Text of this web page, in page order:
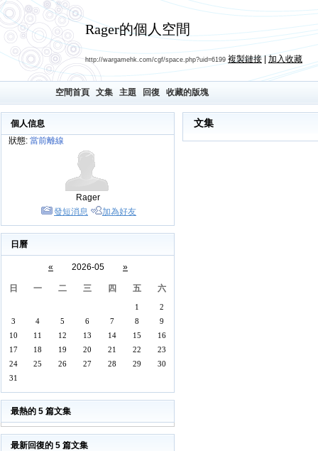
Rager的個人空間
http://wargamehk.com/cgf/space.php?uid=6199 複製鏈接 | 加入收藏
空間首頁 文集 主題 回復 收藏的版塊
個人信息
狀態: 當前離線
Rager
發短消息
加為好友
日曆
« 2026-05 »
日 一 二 三 四 五 六
1
2
3
4 5 6 7 8
9
10
11 12 13 14 15
16
17
18 19 20 21 22
23
24
25 26 27 28 29
30
31
最熱的 5 篇文集
最新回復的 5 篇文集
文集